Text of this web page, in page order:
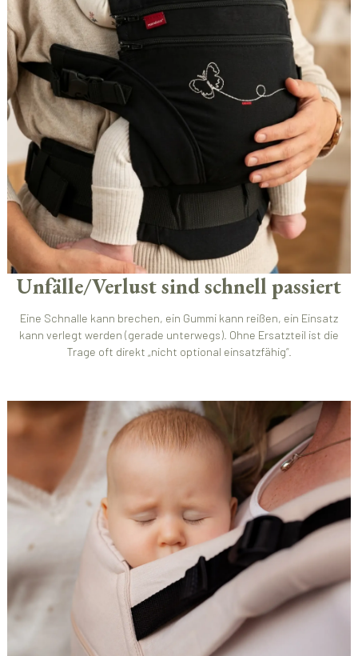
Unfälle/Verlust sind schnell passiert
Eine Schnalle kann brechen, ein Gummi kann reißen, ein Einsatz
kann verlegt werden (gerade unterwegs). Ohne Ersatzteil ist die
Trage oft direkt „nicht optional einsatzfähig“.